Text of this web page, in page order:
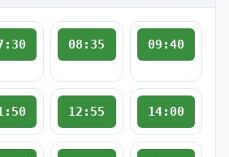
08:35 09:40
12:55 14:00